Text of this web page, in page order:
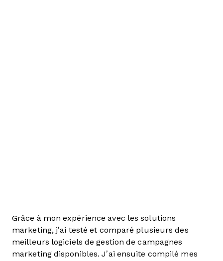
Grâce à mon expérience avec les solutions
marketing, j’ai testé et comparé plusieurs des
meilleurs logiciels de gestion de campagnes
marketing disponibles. J’ai ensuite compilé mes